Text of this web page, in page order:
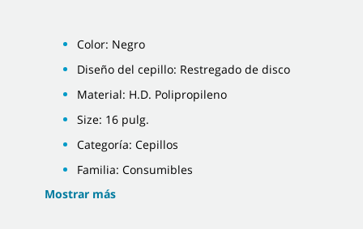
Color: Negro
Diseño del cepillo: Restregado de disco
Material: H.D. Polipropileno
Size: 16 pulg.
Categoría: Cepillos
Familia: Consumibles
Mostrar más